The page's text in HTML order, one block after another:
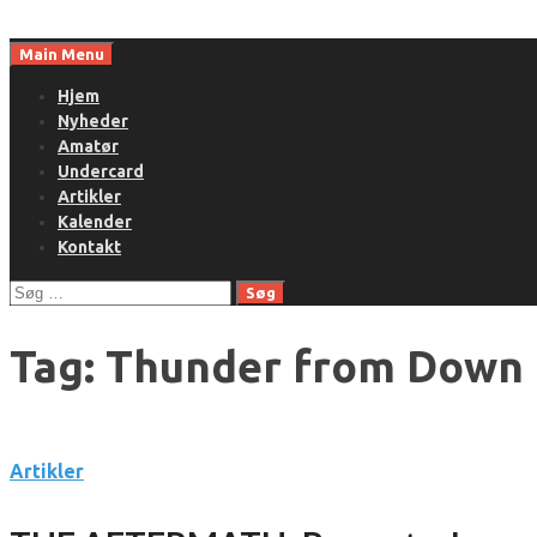
toMain Menu
Hjem
Nyheder
Amatør
Undercard
Artikler
Kalender
Kontakt
Søg
Tag: Thunder from Down
Artikler